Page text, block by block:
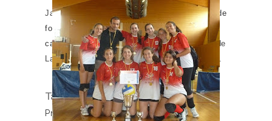
Ja teniu a la galeria multimèdia
una selecció de
fotos de la magnífica estada a Alp de l’equip
cadet de voleibol que va participar al torneig de
La Cerdanya on a més van quedar campiones.
Tags: Activitats esportives,AEE,ESO4,
Premis